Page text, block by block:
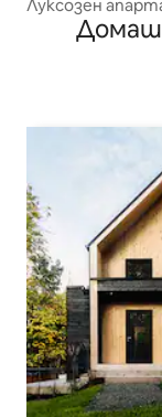
Луксозен
морето